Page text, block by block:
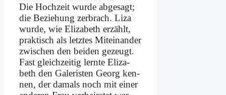
Die Hoch­zeit wur­de ab­ge­sagt;
die Be­zie­hung zer­brach. Li­za
wur­de, wie Eliza­beth er­zählt,
prak­tisch als letz­tes Mit­ein­an­der
zwi­schen den bei­den ge­zeugt.
Fast gleich­zei­tig lern­te Eliza­
beth den Ga­le­ri­sten Ge­org ken­
nen, der da­mals noch mit ei­ner